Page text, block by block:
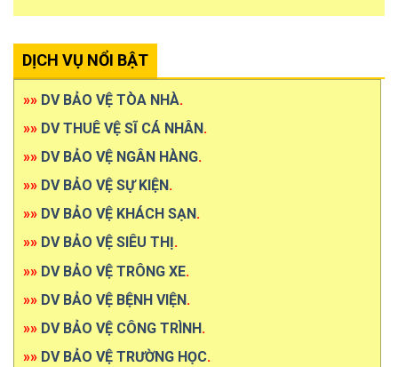
DỊCH VỤ NỔI BẬT
»» DV BẢO VỆ TÒA NHÀ.
»» DV THUÊ VỆ SĨ CÁ NHÂN.
»» DV BẢO VỆ NGÂN HÀNG.
»» DV BẢO VỆ SỰ KIỆN.
»» DV BẢO VỆ KHÁCH SẠN .
»» DV BẢO VỆ SIÊU THỊ.
»» DV BẢO VỆ TRÔNG XE.
»» DV BẢO VỆ BỆNH VIỆN.
»» DV BẢO VỆ CÔNG TRÌNH.
»» DV BẢO VỆ TRƯỜNG HỌC.